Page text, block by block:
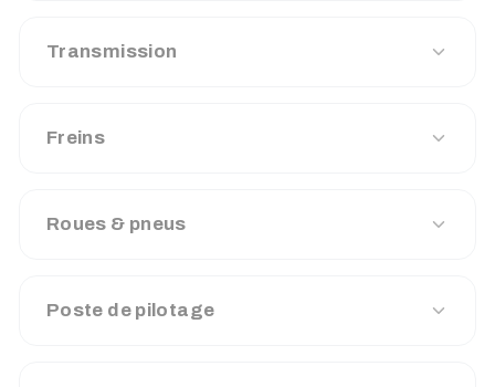
Transmission
Freins
Roues & pneus
Poste de pilotage